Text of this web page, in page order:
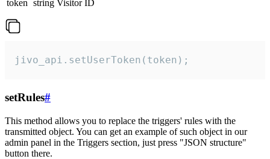
token string Visitor ID
jivo_api.setUserToken(token);
setRules#
This method allows you to replace the triggers' rules with the
transmitted object. You can get an example of such object in our
admin panel in the Triggers section, just press "JSON structure"
button there.